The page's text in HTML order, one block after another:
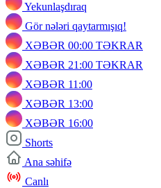
Yekunlaşdıraq
Gör nələri qaytarmışıq!
XƏBƏR 00:00 TƏKRAR
XƏBƏR 21:00 TƏKRAR
XƏBƏR 11:00
XƏBƏR 13:00
XƏBƏR 16:00
Shorts
Ana səhifə
Canlı